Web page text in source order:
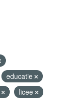
educatie
licee